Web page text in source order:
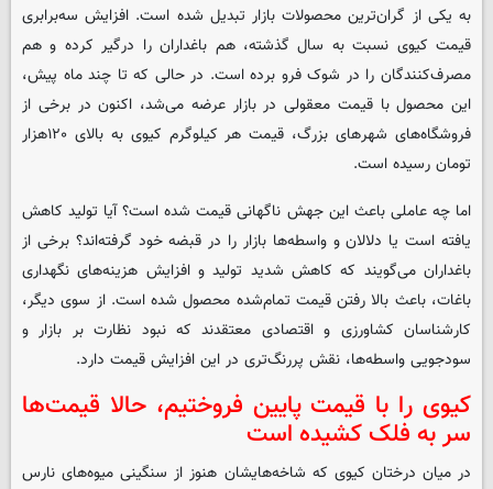
به یکی از گران‌ترین محصولات بازار تبدیل شده است. افزایش سه‌برابری
قیمت کیوی نسبت به سال گذشته، هم باغداران را درگیر کرده و هم
مصرف‌کنندگان را در شوک فرو برده است. در حالی که تا چند ماه پیش،
این محصول با قیمت معقولی در بازار عرضه می‌شد، اکنون در برخی از
فروشگاه‌های شهرهای بزرگ، قیمت هر کیلوگرم کیوی به بالای ۱۲۰هزار
تومان رسیده است.
اما چه عاملی باعث این جهش ناگهانی قیمت شده است؟ آیا تولید کاهش
یافته است یا دلالان و واسطه‌ها بازار را در قبضه خود گرفته‌اند؟ برخی از
باغداران می‌گویند که کاهش شدید تولید و افزایش هزینه‌های نگهداری
باغات، باعث بالا رفتن قیمت تمام‌شده محصول شده است. از سوی دیگر،
کارشناسان کشاورزی و اقتصادی معتقدند که نبود نظارت بر بازار و
سودجویی واسطه‌ها، نقش پررنگ‌تری در این افزایش قیمت دارد.
کیوی را با قیمت پایین فروختیم، حالا قیمت‌ها
سر به فلک کشیده است
در میان درختان کیوی که شاخه‌هایشان هنوز از سنگینی میوه‌های نارس